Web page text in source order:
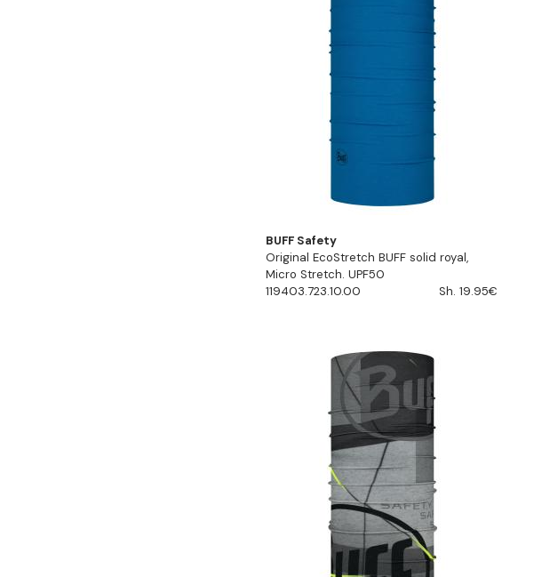
BUFF Safety
Original EcoStretch BUFF solid royal,
Micro Stretch. UPF50
119403.723.10.00
Sh. 19.95€